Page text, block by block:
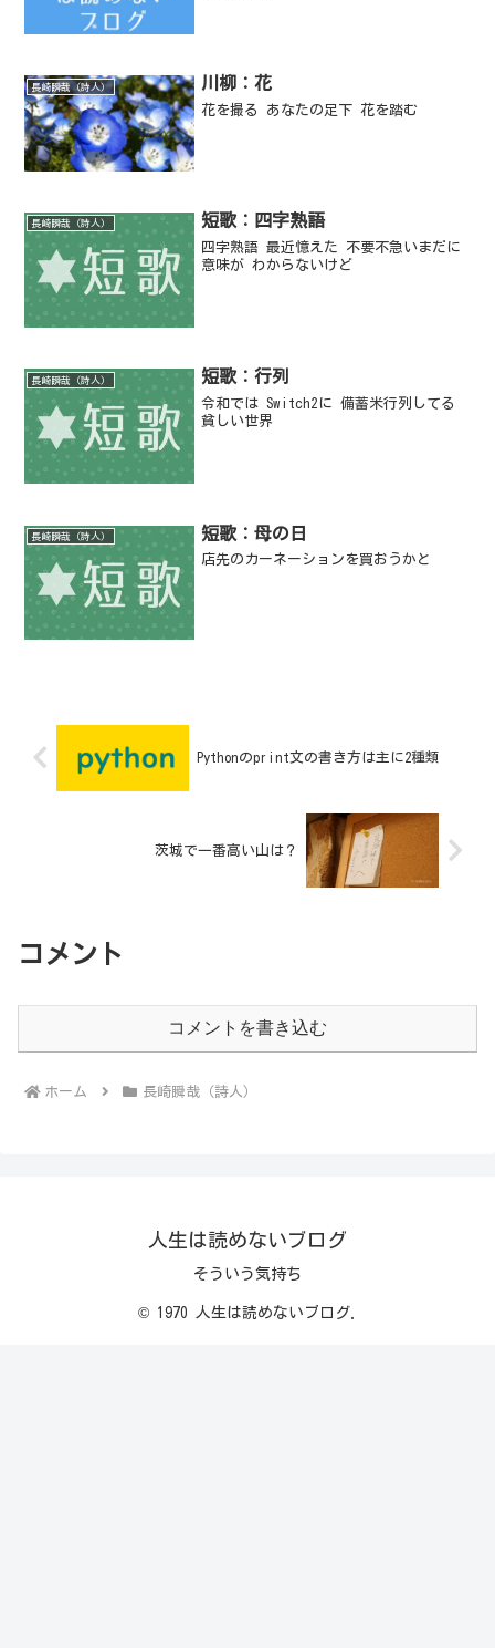
長崎瞬哉（詩人） 川柳：花
花を撮る あなたの足下 花を踏む
長崎瞬哉（詩人） 短歌：四字熟語
四字熟語 最近憶えた 不要不急いまだに
意味が わからないけど
長崎瞬哉（詩人） 短歌：行列
令和では Switch2に 備蓄米行列してる
貧しい世界
長崎瞬哉（詩人） 短歌：母の日
店先のカーネーションを買おうかと
Pythonのprint文の書き方は主に2種類
茨城で一番高い山は？
コメント
コメントを書き込む
ホーム 長崎瞬哉（詩人）
人生は読めないブログ
そういう気持ち
© 1970 人生は読めないブログ.